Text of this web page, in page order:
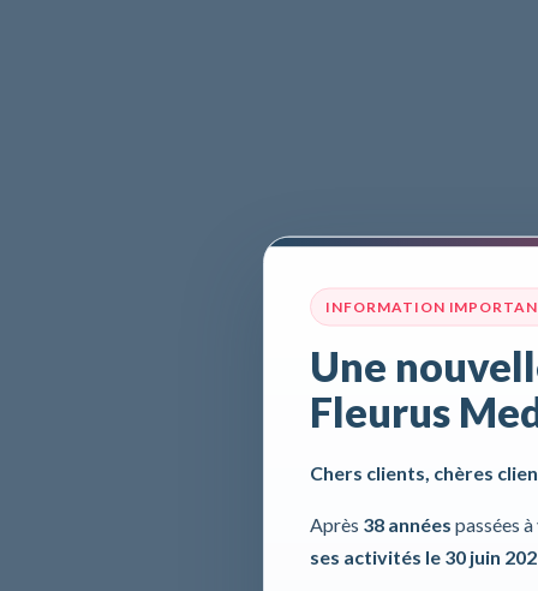
INFORMATION
Une
Fleurus
Chers clients, chères
Après 38 années passées
ses activités le 30 juin